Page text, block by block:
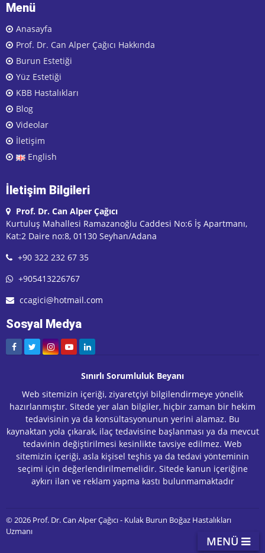
Menü
Anasayfa
Prof. Dr. Can Alper Çağıcı Hakkında
Burun Estetiği
Yüz Estetiği
KBB Hastalıkları
Blog
Videolar
İletişim
English
İletişim Bilgileri
Prof. Dr. Can Alper Çağıcı
Kurtuluş Mahallesi Ramazanoğlu Caddesi No:6 İş Apartmanı,
Kat:2 Daire no:8, 01130 Seyhan/Adana
+90 322 232 67 35
+905413226767
ccagici@hotmail.com
Sosyal Medya
Sınırlı Sorumluluk Beyanı
Web sitemizin içeriği, ziyaretçiyi bilgilendirmeye yönelik
hazırlanmıştır. Sitede yer alan bilgiler, hiçbir zaman bir hekim
tedavisinin ya da konsültasyonunun yerini alamaz. Bu
kaynaktan yola çıkarak, ilaç tedavisine başlanması ya da mevcut
tedavinin değiştirilmesi kesinlikte tavsiye edilmez. Web
sitemizin içeriği, asla kişisel teşhis ya da tedavi yönteminin
seçimi için değerlendirilmemelidir. Sitede kanun içeriğine
aykırı ilan ve reklam yapma kastı bulunmamaktadır
© 2026 Prof. Dr. Can Alper Çağıcı - Kulak Burun Boğaz Hastalıkları
Uzmanı
MENÜ